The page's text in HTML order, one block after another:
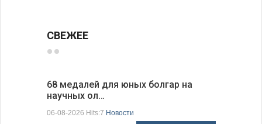
СВЕЖЕЕ
68 медалей для юных болгар на
научных ол…
06-08-2026 Hits:7 Новости